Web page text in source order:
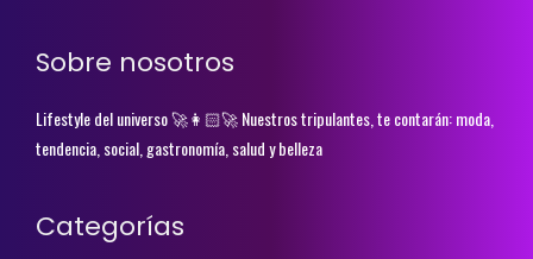
Sobre nosotros
Lifestyle del universo 🚀👩🏻‍🚀 Nuestros tripulantes, te contarán: moda,
tendencia, social, gastronomía, salud y belleza
Categorías